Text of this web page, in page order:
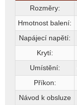
Rozměry:
Hmotnost balení:
Napájecí napětí:
Krytí:
Umístění:
Příkon:
Návod k obsluze